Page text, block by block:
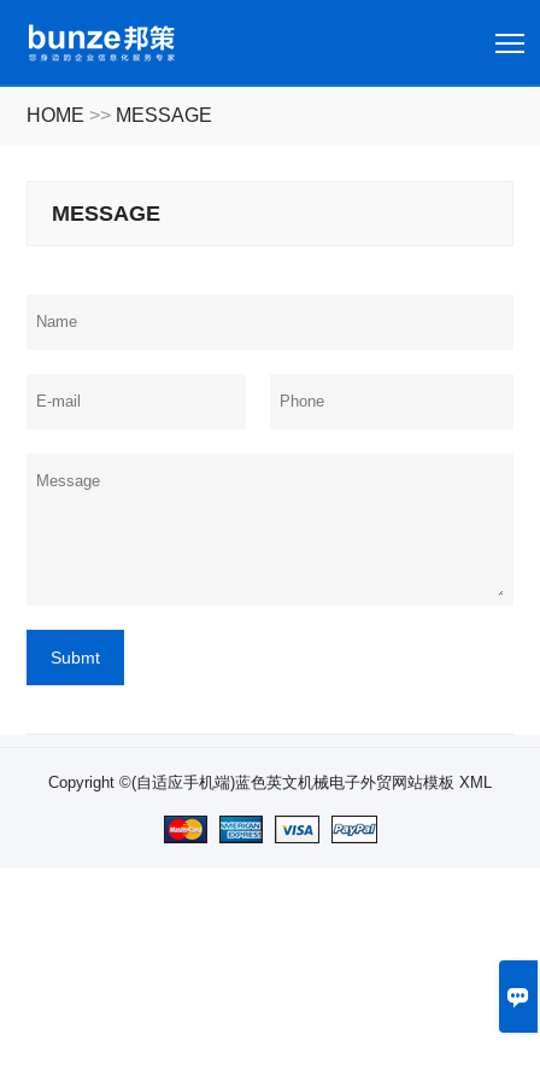
HOME >> MESSAGE
MESSAGE
Submt
Copyright ©(自适应手机端)蓝色英文机械电子外贸网站模板 XML
